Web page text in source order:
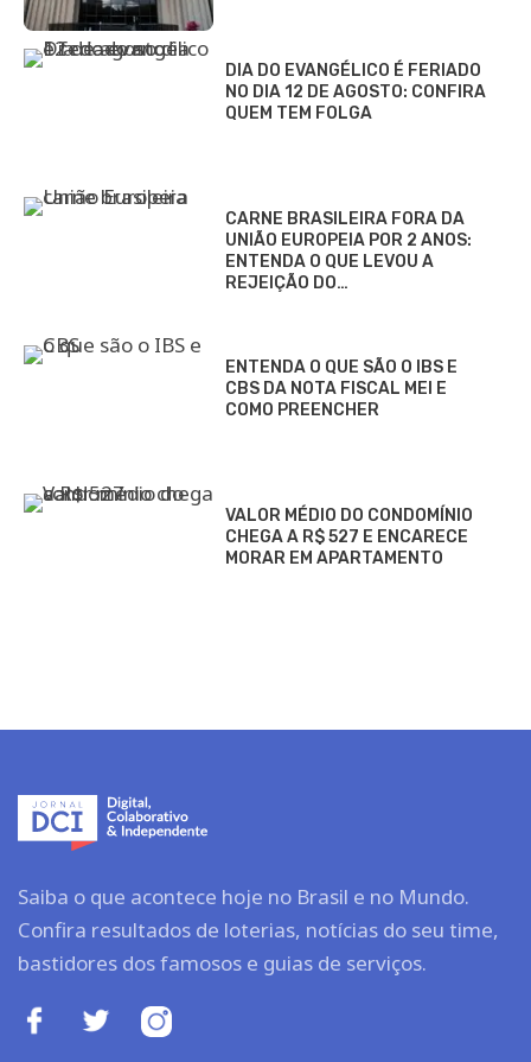
DIA DO EVANGÉLICO É FERIADO
NO DIA 12 DE AGOSTO: CONFIRA
QUEM TEM FOLGA
CARNE BRASILEIRA FORA DA
UNIÃO EUROPEIA POR 2 ANOS:
ENTENDA O QUE LEVOU A
REJEIÇÃO DO…
ENTENDA O QUE SÃO O IBS E
CBS DA NOTA FISCAL MEI E
COMO PREENCHER
VALOR MÉDIO DO CONDOMÍNIO
CHEGA A R$ 527 E ENCARECE
MORAR EM APARTAMENTO
Saiba o que acontece hoje no Brasil e no Mundo.
Confira resultados de loterias, notícias do seu time,
bastidores dos famosos e guias de serviços.